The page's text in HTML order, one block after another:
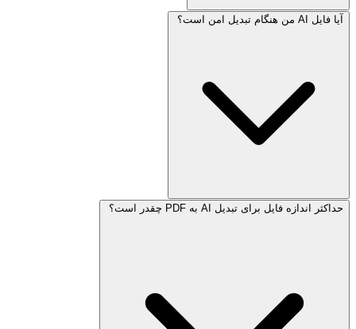
آیا فایل AI من هنگام تبدیل امن است؟
حداکثر اندازه فایل برای تبدیل AI به PDF چقدر است؟